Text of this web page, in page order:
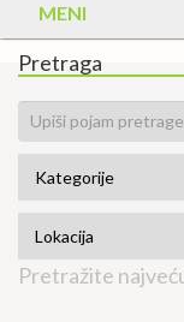
MENI
DOMAĆI
BIH
Pretražite
Pretraga